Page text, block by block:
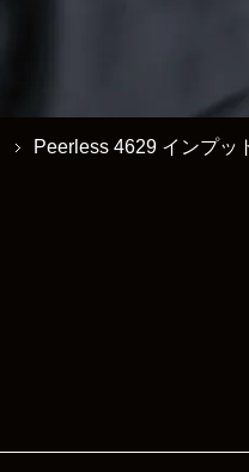
Peerless 4629 インプッ